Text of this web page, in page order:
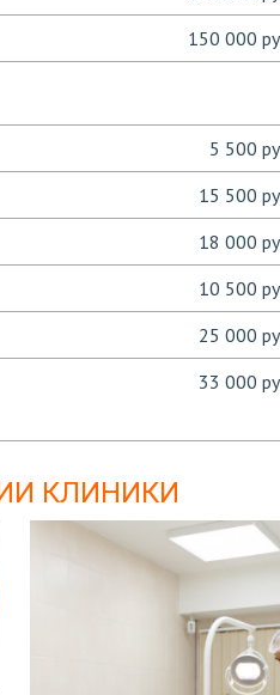
150 000
5 500
15 500
18 000
10 500
25 000
33 000
КЛИНИКИ